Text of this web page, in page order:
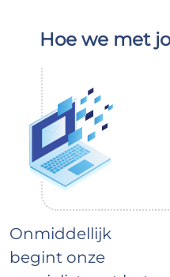
Hoe we met
Onmiddellijk
begint onze